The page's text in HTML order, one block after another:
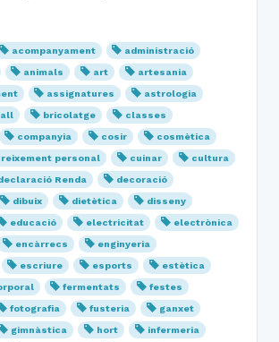
acompanyament
administració
animals art
artesania
assignatures
astrologia
bricolatge
classes
companyia cosir
cosmètica
personal cuinar
cultura
Renda
decoració
dibuix dietètica
disseny
educació electricitat
electrònica
encàrrecs
enginyeria
escriure esports
estètica
fermentats
festes
fotografia fusteria
ganxet
gimnàstica hort
infermeria